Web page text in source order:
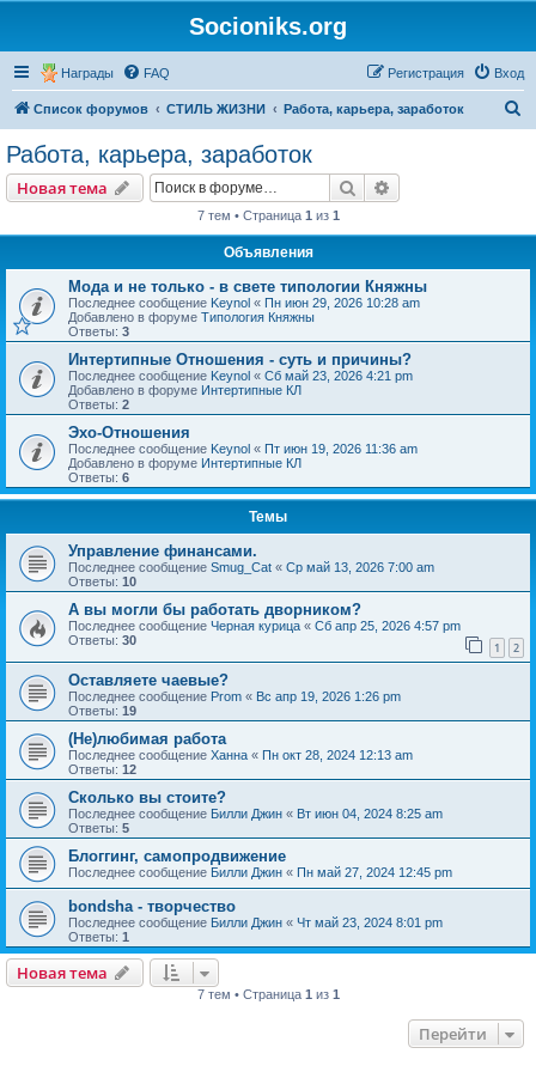
Socioniks.org
Награды FAQ Вход
Регистрация
Список форумов СТИЛЬ ЖИЗНИ Работа, карьера, заработок
Работа, карьера, заработок
Новая тема Поиск
7 тем • Страница 1 из 1
Объявления
Мода и не только - в свете типологии Княжны
Последнее сообщение Keynol « Пн июн 29, 2026 10:28 am
Добавлено в форуме Типология Княжны
Ответы: 3
Интертипные Отношения - суть и причины?
Последнее сообщение Keynol « Сб май 23, 2026 4:21 pm
Добавлено в форуме Интертипные КЛ
Ответы: 2
Эхо-Отношения
Последнее сообщение Keynol « Пт июн 19, 2026 11:36 am
Добавлено в форуме Интертипные КЛ
Ответы: 6
Темы
Управление финансами.
Последнее сообщение Smug_Cat « Ср май 13, 2026 7:00 am
Ответы: 10
А вы могли бы работать дворником?
Последнее сообщение Черная курица « Сб апр 25, 2026 4:57 pm
Ответы: 30 1 2
Оставляете чаевые?
Последнее сообщение Prom « Вс апр 19, 2026 1:26 pm
Ответы: 19
(Не)любимая работа
Последнее сообщение Ханна « Пн окт 28, 2024 12:13 am
Ответы: 12
Сколько вы стоите?
Последнее сообщение Билли Джин « Вт июн 04, 2024 8:25 am
Ответы: 5
Блоггинг, самопродвижение
Последнее сообщение Билли Джин « Пн май 27, 2024 12:45 pm
bondsha - творчество
Последнее сообщение Билли Джин « Чт май 23, 2024 8:01 pm
Ответы: 1
Новая тема
7 тем • Страница 1 из 1
Перейти